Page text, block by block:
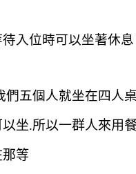
入位時可以坐著休息
們五個人就坐在四人桌
坐.所以一群人來用
等